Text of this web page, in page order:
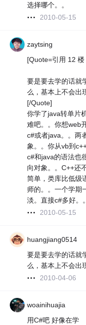
选择哪个。。
2010-05-15
zaytsing
[Quote=引用 12
要是要去学的话就
么，基本上不会出
[/Quote]
你学了java转单片
难吧。。你想web
c#或者java。。两
象。。你从vb到
c#和java的语法也
向对象。。C++还
简单，类库比低级
师的。。一个学期
淡。直接c#多好。
2010-05-15
huangjiang0514
要是要去学的话就
么，基本上不会出
2010-04-06
woainihuajia
用C#吧 好像在学